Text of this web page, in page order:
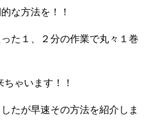
な方法を！！
た１、２分の作業で丸々１巻
ゃいます！！
たが早速その方法を紹介しま